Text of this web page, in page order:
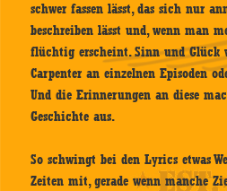
schwer fassen lässt, das sich nur
beschreiben lässt und, wenn man
flüchtig erscheint. Sinn und Glück
Carpenter an einzelnen Episoden
Und die Erinnerungen an diese
Geschichte aus.
So schwingt bei den Lyrics etwas
Zeiten mit, gerade wenn manche